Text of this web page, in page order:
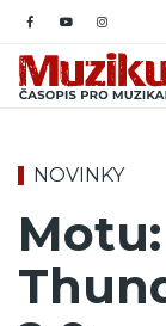
NOVINKY
Motu: